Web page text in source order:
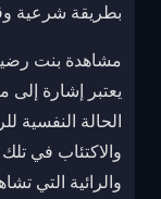
بطريقة شرعية
مشاهدة بنت
يعتبر إشارة إلى
الحالة النفسية
والاكتئاب في
والرائية التي